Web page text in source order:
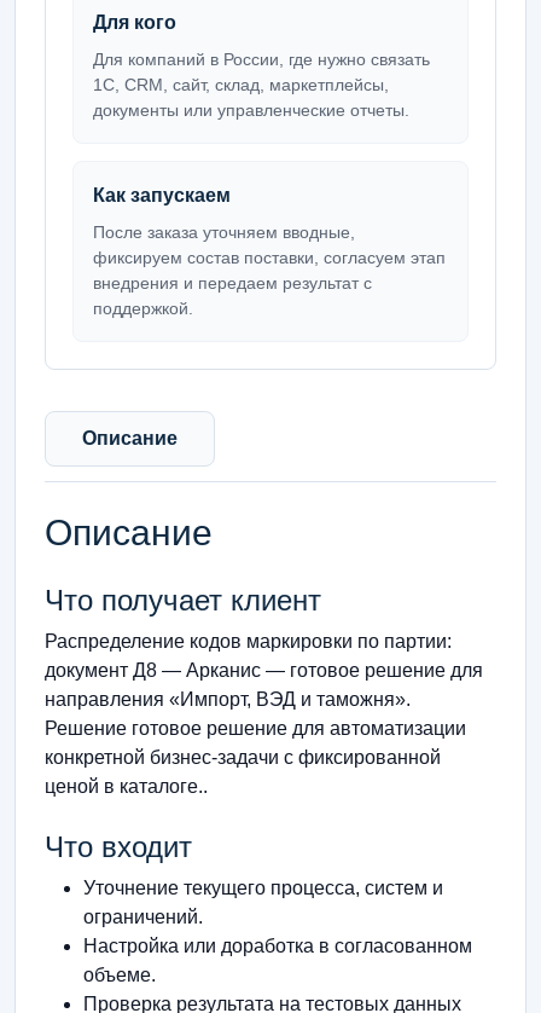
Для кого
Для компаний в России, где нужно связать
1С, CRM, сайт, склад, маркетплейсы,
документы или управленческие отчеты.
Как запускаем
После заказа уточняем вводные,
фиксируем состав поставки, согласуем этап
внедрения и передаем результат с
поддержкой.
Описание
Описание
Что получает клиент
Распределение кодов маркировки по партии:
документ Д8 — Арканис — готовое решение для
направления «Импорт, ВЭД и таможня».
Решение готовое решение для автоматизации
конкретной бизнес-задачи с фиксированной
ценой в каталоге..
Что входит
Уточнение текущего процесса, систем и
ограничений.
Настройка или доработка в согласованном
объеме.
Проверка результата на тестовых данных